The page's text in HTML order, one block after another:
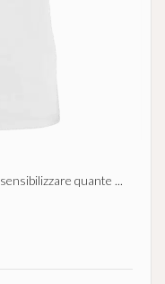
quante ...